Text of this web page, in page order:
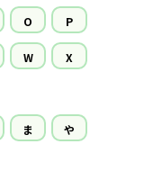
O P
W X
ま や